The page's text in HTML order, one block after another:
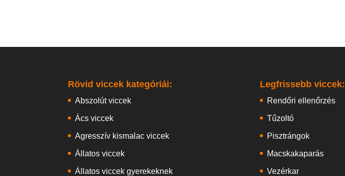
Rövid viccek kategóriái:
Abszolút viccek
Ács viccek
Agresszív kismalac viccek
Állatos viccek
Állatos viccek gyerekeknek
Legfrissebb viccek:
Rendőri ellenőrzés
Tűzoltó
Pisztrángok
Macskakaparás
Vezérkar